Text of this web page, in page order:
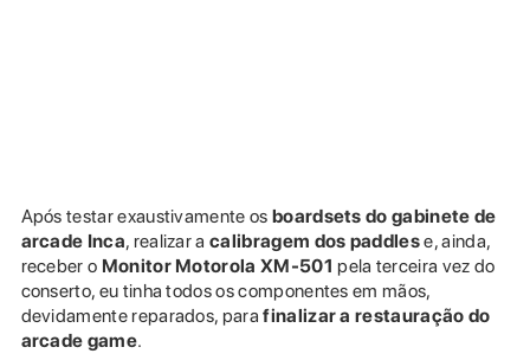
Após testar exaustivamente os boardsets do gabinete de
arcade Inca, realizar acalibragem dos paddlese, ainda,
receber o Monitor Motorola XM-501 pela terceira vez do
conserto, eu tinha todos os componentes em mãos,
devidamente reparados, parafinalizar a restauração do
arcade game.